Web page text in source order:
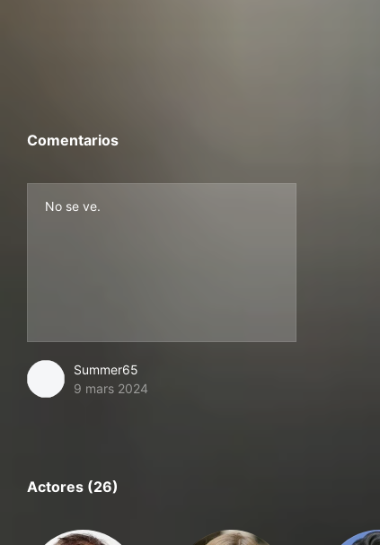
Comentarios
No se ve.
Summer65
9 mars 2024
Actores (26)